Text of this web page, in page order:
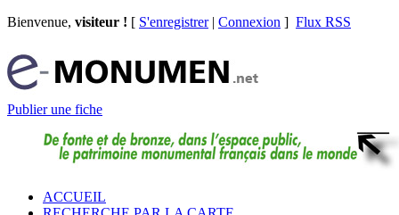
Bienvenue, visiteur ! [ S'enregistrer| Connexion ] Flux RSS
Publier une fiche
ACCUEIL